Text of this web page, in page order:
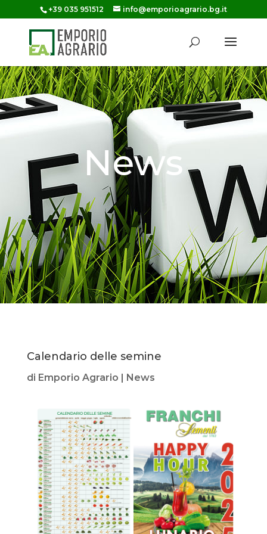
+39 035 951512 info@emporioagrario.bg.it
News
Calendario delle semine
di Emporio Agrario | News